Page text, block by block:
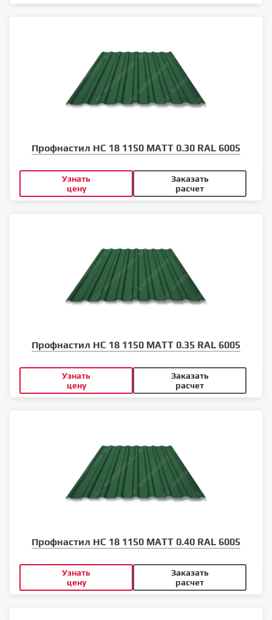
Профнастил НС 18 1150 MATT 0.30 RAL 6005
Узнать
цену
Заказать
расчет
Профнастил НС 18 1150 MATT 0.35 RAL 6005
Узнать
цену
Заказать
расчет
Профнастил НС 18 1150 MATT 0.40 RAL 6005
Узнать
цену
Заказать
расчет